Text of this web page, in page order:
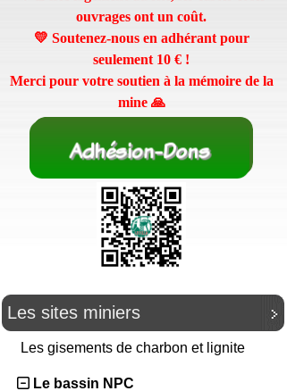
ouvrages ont un coût.
💛 Soutenez-nous en adhérant pour
seulement 10 € !
Merci pour votre soutien à la mémoire de la
mine 🙏
Les sites miniers
Les gisements de charbon et lignite
Le bassin NPC